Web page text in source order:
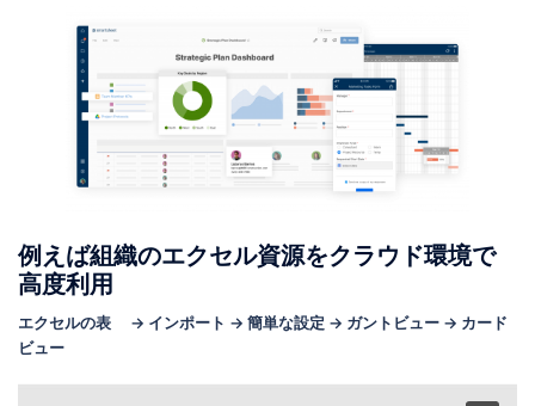
例えば組織のエクセル資源をクラウド環境で
高度利用
エクセルの表 → インポート → 簡単な設定 → ガントビュー → カード
ビュー